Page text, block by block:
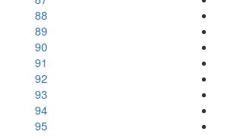
88
89
90
91
92
93
94
95